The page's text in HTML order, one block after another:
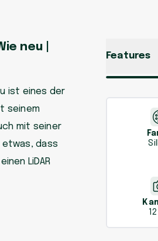
neu |
ist eines der
seinem
mit seiner
etwas, dass
LiDAR
Features